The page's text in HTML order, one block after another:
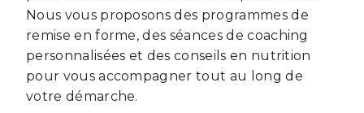
Nous vous proposons des programmes de
remise en forme, des séances de coaching
personnalisées et des conseils en nutrition
pour vous accompagner tout au long de
votre démarche.